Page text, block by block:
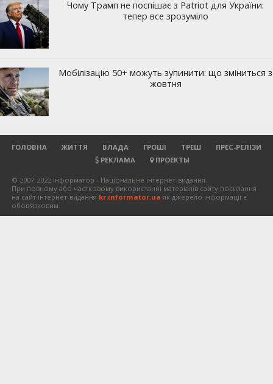
ГОЛОВНА ЖИТТЯ ВЛАДА ГРОШІ ТРЕШ
ПРЕС-РЕЛІЗИ
РЕКЛАМА
ПРОЕКТЫ
© 2007-2022 Інформатор - Національне інтернет-видання.
При повному або частковому використанні матеріалів сайту посилання
на сайт інтернет-видання kr.informator.ua як джерело інформації є
обов'язковим.